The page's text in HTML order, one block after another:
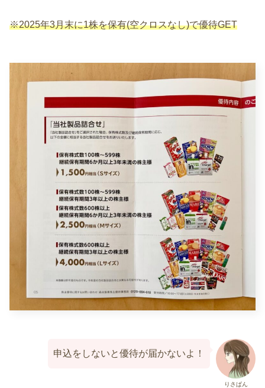
※2025年3月末に1株を保有(空クロスなし)で優待GET
りさぱん
申込をしないと優待が届かないよ！